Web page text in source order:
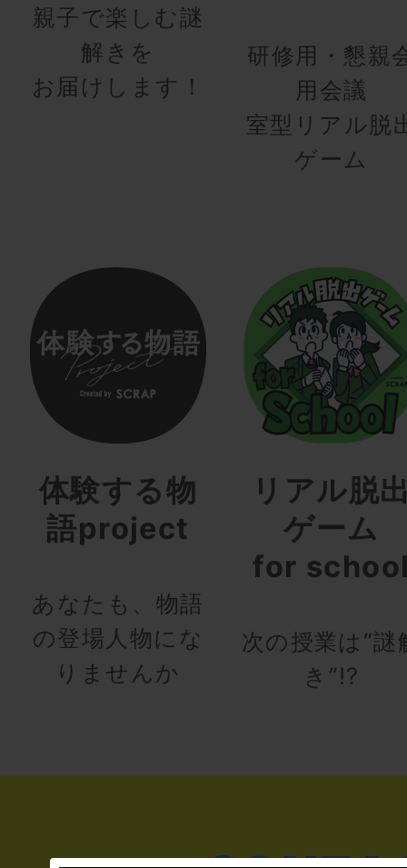
親子で楽しむ謎
解きを
お届けします！
研修用・懇親
用会議
室型リアル脱
ゲーム
体験する物
語project
あなたも、物語
の登場人物にな
りませんか
リアル脱
ゲーム
for
次の授業は“謎
き”!?